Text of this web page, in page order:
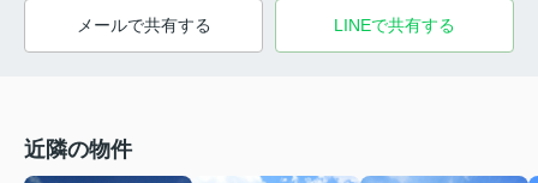
メールで共有する LINEで共有する
近隣の物件